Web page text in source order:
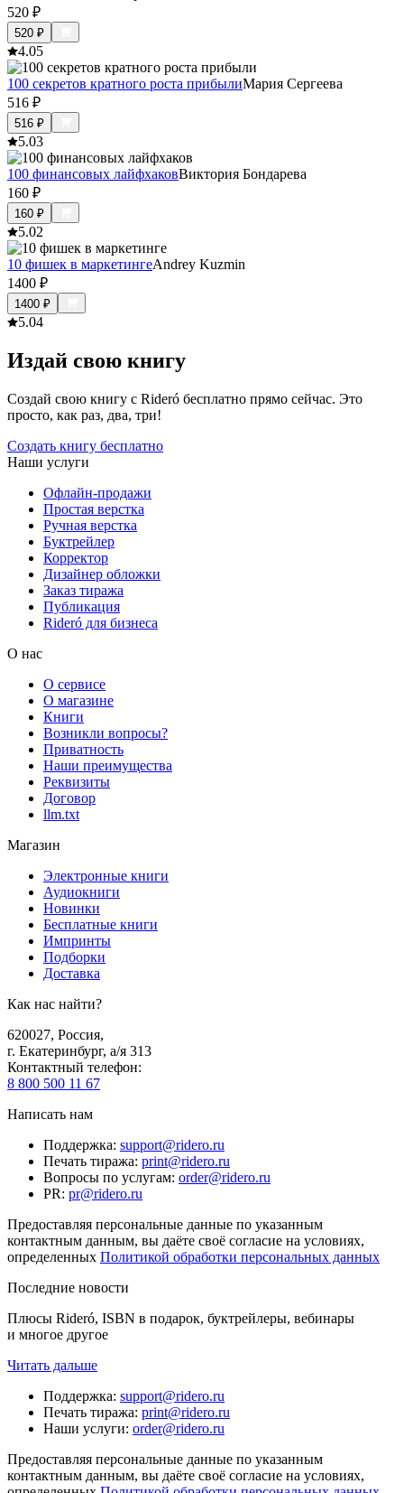
520 ₽
520 ₽
4.05
100 секретов кратного роста прибылиМария Сергеева
516 ₽
516 ₽
5.03
100 финансовых лайфхаковВиктория Бондарева
160 ₽
160 ₽
5.02
10 фишек в маркетингеAndrey Kuzmin
1400 ₽
1400 ₽
5.04
Издай свою книгу
Создай свою книгу с Rideró бесплатно прямо сейчас. Это
просто, как раз, два, три!
Создать книгу бесплатно
Наши услуги
Офлайн-продажи
Простая верстка
Ручная верстка
Буктрейлер
Корректор
Дизайнер обложки
Заказ тиража
Публикация
Rideró для бизнеса
О нас
О сервисе
О магазине
Книги
Возникли вопросы?
Приватность
Наши преимущества
Реквизиты
Договор
llm.txt
Магазин
Электронные книги
Аудиокниги
Новинки
Бесплатные книги
Импринты
Подборки
Доставка
Как нас найти?
620027, Россия,
г. Екатеринбург, а/я 313
Контактный телефон:
8 800 500 11 67
Написать нам
Поддержка: support@ridero.ru
Печать тиража: print@ridero.ru
Вопросы по услугам: order@ridero.ru
PR: pr@ridero.ru
Предоставляя персональные данные по указанным
контактным данным, вы даёте своё согласие на условиях,
определенных Политикой обработки персональных данных
Последние новости
Плюсы Rideró, ISBN в подарок, буктрейлеры, вебинары
и многое другое
Читать дальше
Поддержка: support@ridero.ru
Печать тиража: print@ridero.ru
Наши услуги: order@ridero.ru
Предоставляя персональные данные по указанным
контактным данным, вы даёте своё согласие на условиях,